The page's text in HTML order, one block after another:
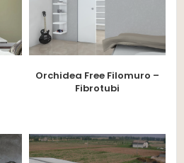
Orchidea Free Filomuro –
Fibrotubi